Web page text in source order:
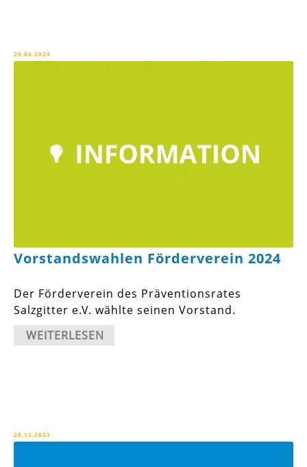
29.04.2024
Vorstandswahlen Förderverein 2024
Der Förderverein des Präventionsrates
Salzgitter e.V. wählte seinen Vorstand.
WEITERLESEN
28.12.2023